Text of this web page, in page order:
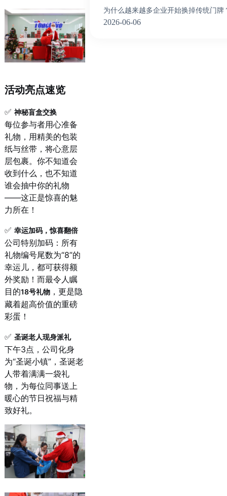
活动亮点速览
✅ 神秘盲盒交换
每位参与者用心准备
礼物，用精美的包装
纸与丝带，将心意层
层包裹。你不知道会
收到什么，也不知道
谁会抽中你的礼物
——这正是惊喜的魅
力所在！
✅ 幸运加码，惊喜翻倍
公司特别加码：所有
礼物编号尾数为“8”的
幸运儿，都可获得额
外奖励！而最令人瞩
目的18号礼物，更是隐
藏着超高价值的重磅
彩蛋！
✅ 圣诞老人现身派礼
下午3点，公司化身
为“圣诞小镇”，圣诞老
人带着满满一袋礼
物，为每位同事送上
暖心的节日祝福与精
致好礼。
为什么越来越多企业开始换掉传统门牌
2026-06-06